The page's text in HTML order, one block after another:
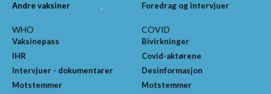
Andre vaksiner
Foredrag og intervjuer
WHO
Vaksinepass
IHR
Intervjuer - dokumentarer
Motstemmer
COVID
Bivirkninger
Covid-aktørene
Desinformasjon
Motstemmer